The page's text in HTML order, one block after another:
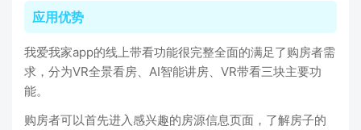
应用优势
我爱我家app的线上带看功能很完整全面的满足了购房者需
求，分为VR全景看房、AI智能讲房、VR带看三块主要功
能。
购房者可以首先进入感兴趣的房源信息页面，了解房子的